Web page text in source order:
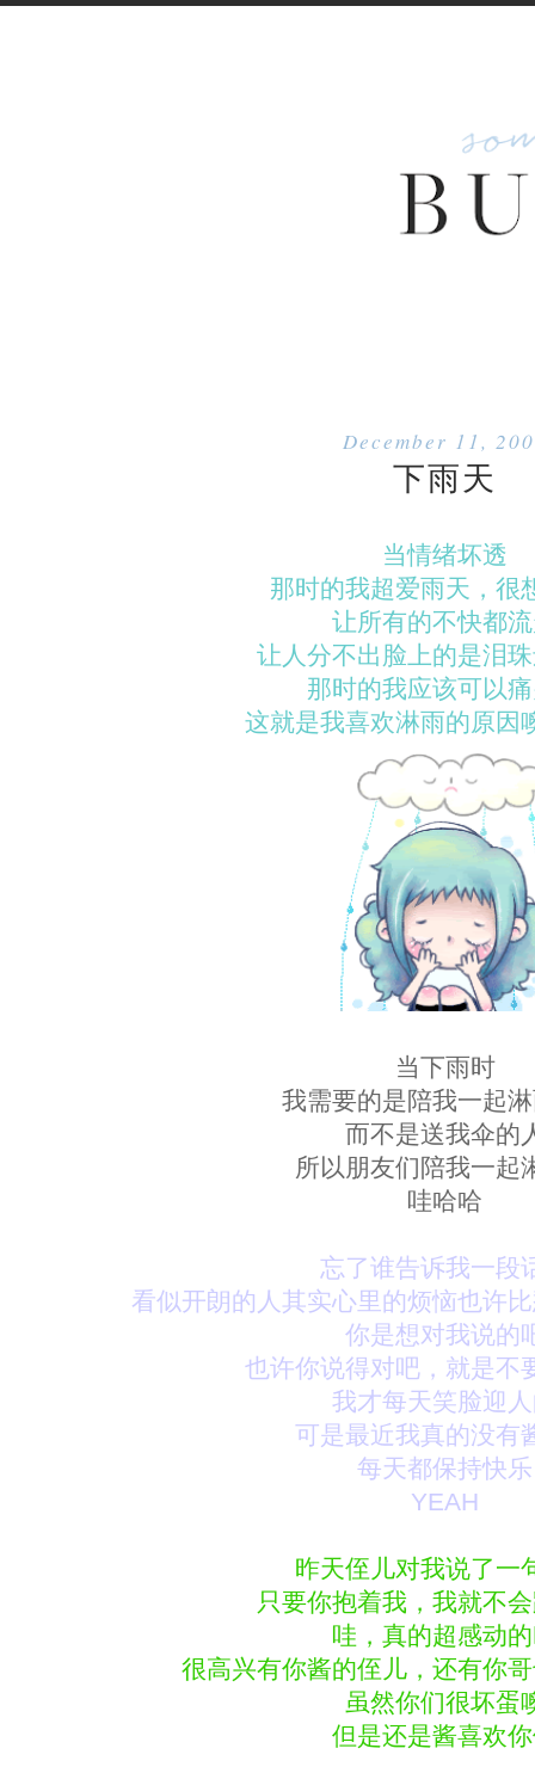
December 11,
下雨天
当情绪坏透
那时的我超爱雨天，很
让所有的不快都
让人分不出脸上的是泪
那时的我应该可以
这就是我喜欢淋雨的原因
当下雨时
我需要的是陪我一起
而不是送我伞的
所以朋友们陪我一起
哇哈哈
忘了谁告诉我一段
看似开朗的人其实心里的烦恼也许
你是想对我说的
也许你说得对吧，就是不
我才每天笑脸迎
可是最近我真的没有
每天都保持快乐
YEAH
昨天侄儿对我说了一
只要你抱着我，我就不
哇，真的超感动
很高兴有你酱的侄儿，还有你
虽然你们很坏蛋
但是还是酱喜欢